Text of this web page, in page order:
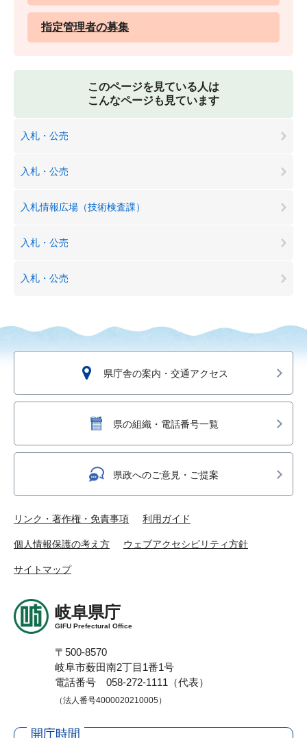
指定管理者の募集
このページを見ている人は
こんなページも見ています
入札・公売
入札・公売
入札情報広場（技術検査課）
入札・公売
入札・公売
県庁舎の案内・交通アクセス
県の組織・電話番号一覧
県政へのご意見・ご提案
リンク・著作権・免責事項 利用ガイド
個人情報保護の考え方 ウェブアクセシビリティ方針
サイトマップ
岐阜県庁
GIFU Prefectural Office
〒500-8570
岐阜市薮田南2丁目1番1号
電話番号 058-272-1111（代表）
（法人番号4000020210005）
開庁時間